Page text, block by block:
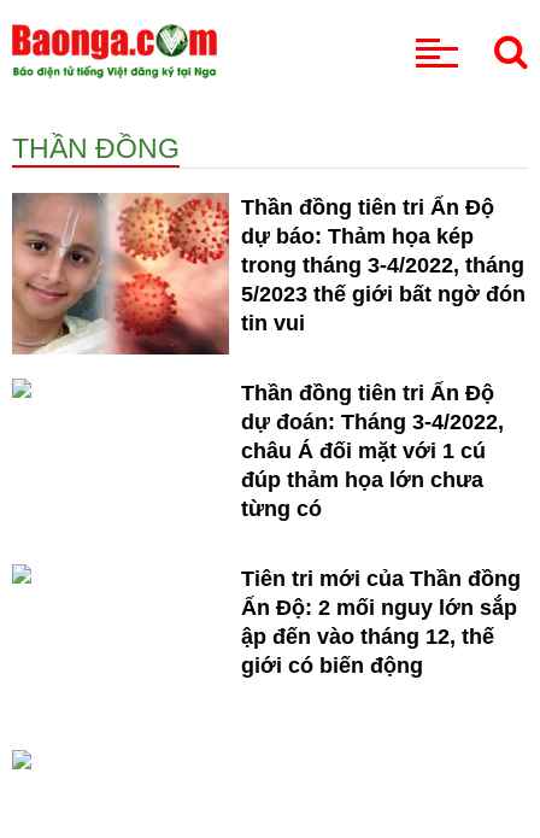
THẦN ĐỒNG
Thần đồng tiên tri Ấn Độ
dự báo: Thảm họa kép
trong tháng 3-4/2022, tháng
5/2023 thế giới bất ngờ đón
tin vui
Thần đồng tiên tri Ấn Độ
dự đoán: Tháng 3-4/2022,
châu Á đối mặt với 1 cú
đúp thảm họa lớn chưa
từng có
Tiên tri mới của Thần đồng
Ấn Độ: 2 mối nguy lớn sắp
ập đến vào tháng 12, thế
giới có biến động